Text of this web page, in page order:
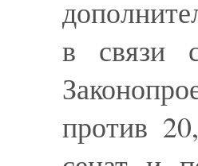
в связи
против